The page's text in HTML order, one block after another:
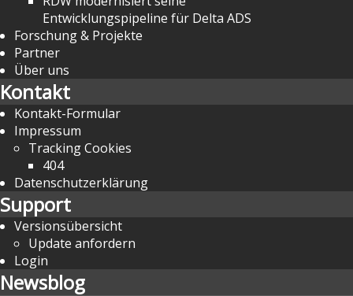
Entwicklungspipeline für Delta ADS
Forschung & Projekte
Partner
Über uns
Kontakt
Kontakt-Formular
Impressum
Tracking Cookies
404
Datenschutzerklärung
Support
Versionsübersicht
Update anfordern
Login
Newsblog